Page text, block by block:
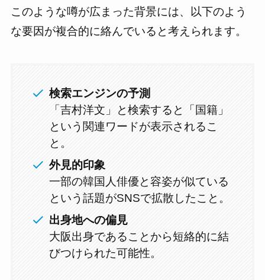
このような噂が広まった背景には、以下のよう
な要因が複合的に絡んでいると考えられます。
検索エンジンの予測
「吉村洋文」と検索すると「国籍」
という関連ワードが表示されるこ
と。
外見的印象
一部の韓国人俳優と容姿が似ている
という話題がSNSで拡散したこと。
出身地への偏見
大阪出身であることから短絡的に結
びつけられた可能性。